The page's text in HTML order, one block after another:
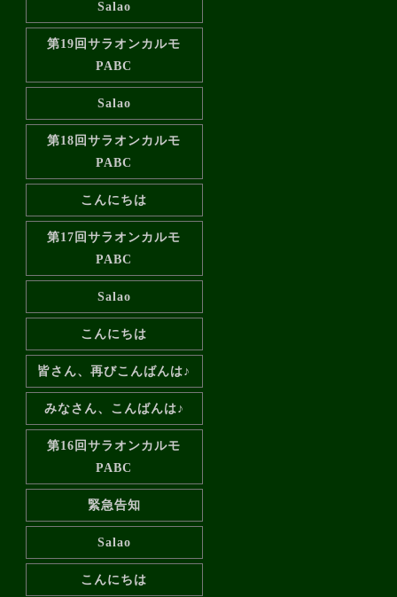
Salao
第19回サラオンカルモ
PABC
Salao
第18回サラオンカルモ
PABC
こんにちは
第17回サラオンカルモ
PABC
Salao
こんにちは
皆さん、再びこんばんは♪
みなさん、こんばんは♪
第16回サラオンカルモ
PABC
緊急告知️
Salao
こんにちは